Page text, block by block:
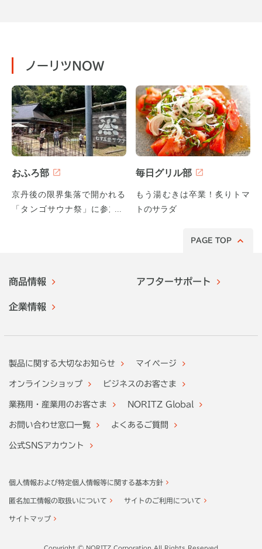
ノーリツNOW
おふろ部
京丹後の限界集落で開かれる
「タンゴサウナ祭」に参加し
毎日グリル部
もう湯むきは卒業！炙りトマ
トのサラダ
PAGE TOP
商品情報 アフターサポート
企業情報
製品に関する大切なお知らせ マイページ
オンラインショップ ビジネスのお客さま
業務用・産業用のお客さま NORITZ Global
お問い合わせ窓口一覧 よくあるご質問
公式SNSアカウント
個人情報および特定個人情報等に関する基本方針
匿名加工情報の取扱いについて サイトのご利用について
サイトマップ
Copyright © NORITZ Corporation All Rights Reserved